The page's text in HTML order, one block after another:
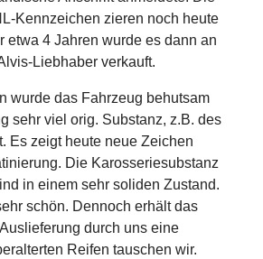
Kennzeichen zieren noch heute
etwa 4 Jahren wurde es dann an
Liebhaber verkauft.
wurde das Fahrzeug behutsam
sehr viel orig. Substanz, z.B. des
Es zeigt heute neue Zeichen
Die Karosseriesubstanz
in einem sehr soliden Zustand.
schön. Dennoch erhält das
durch uns eine
Reifen tauschen wir.